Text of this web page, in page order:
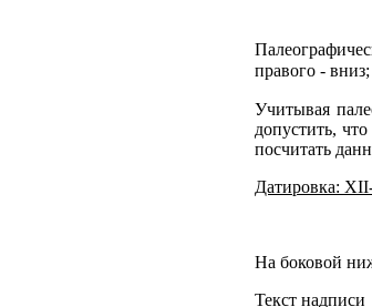
правого -
Учитывая
допустить,
посчитать
Датировка:
На боковой
Текст надписи